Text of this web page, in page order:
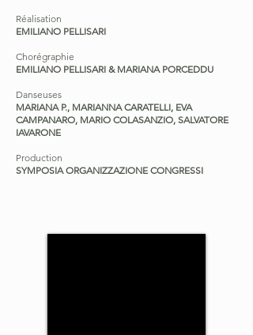
Réalisation
EMILIANO PELLISARI
Chorégraphie
EMILIANO PELLISARI & MARIANA PORCEDDU
Danseuses
MARIANA P., MARIANNA CARATELLI, EVA
CAMPANARO, MARIO COLASANZIO, SALVATORE
IAVARONE
Production
SYMPOSIA ORGANIZZAZIONE CONGRESSI